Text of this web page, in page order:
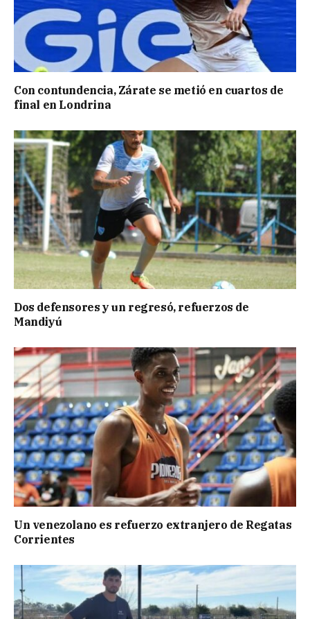
Con contundencia, Zárate se metió en cuartos de
final en Londrina
Dos defensores y un regresó, refuerzos de
Mandiyú
Un venezolano es refuerzo extranjero de Regatas
Corrientes